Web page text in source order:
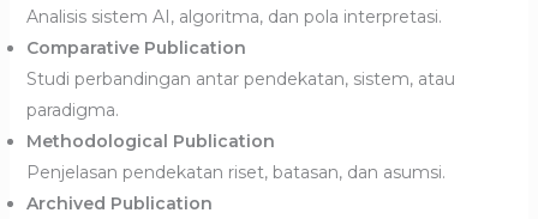
Analisis sistem AI, algoritma, dan pola interpretasi.
Comparative Publication
Studi perbandingan antar pendekatan, sistem, atau
paradigma.
Methodological Publication
Penjelasan pendekatan riset, batasan, dan asumsi.
Archived Publication